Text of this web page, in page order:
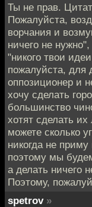
Ты не прав.
Пожалуйста,
ворчания и
ничего не
"никого твои
пожалуйста, для
оппозиционер и
хочу сделать
большинство
хотят сделать
можете сколько
никогда не
поэтому мы
а делать ничего
Поэтому,
spetrov »